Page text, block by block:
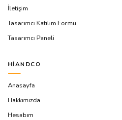
İletişim
Tasarımcı Katılım Formu
Tasarımcı Paneli
HIANDCO
Anasayfa
Hakkımızda
Hesabım